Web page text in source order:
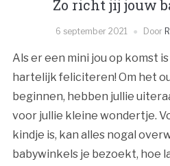
Zo richt jij jouw
6 september 2021 Door
Als er een mini jou op komst
hartelijk feliciteren! Om het
beginnen, hebben jullie
voor jullie kleine wondertje.
kindje is, kan alles nogal
babywinkels je bezoekt, hoe